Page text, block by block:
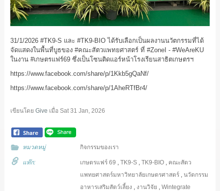
31/1/2026 #TK9-S และ #TK9-BIO ได้รับเลือกเป็นผลงานนวัตกรรมที่ได้
จัดแสดงในพื้นที่บูธของ #คณะสัตวแพทยศาสตร์ ที่ #ZoneI - #WeAreKU
ในงาน #เกษตรแฟร์69 ซึ่งเป็นโซนติดแอร์หน้าโรงเรียนสาธิตเกษตรฯ
https://www.facebook.com/share/p/1Kkb5gQaNf/
https://www.facebook.com/share/p/1AheRTfBr4/
เขียนโดย Give เมื่อ Sat 31 Jan, 2026
หมวดหมู่ กิจกรรมของเรา
แท๊ก: เกษตรแฟร์ 69 ,TK9-S ,TK9-BIO , คณะสัตว
แพทยศาสตร์มหาวิทยาลัยเกษตรศาสตร์ ,นวัตกรรม
อาหารเสริมสัตว์เลี้ยง , งานวิจัย ,Wintegrate